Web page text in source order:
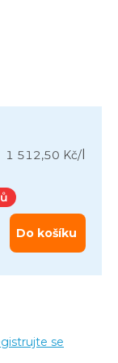
1 512,50 Kč/
Do košíku
se